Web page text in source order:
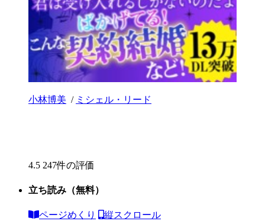
小林博美 / ミシェル・リード
4.5 247件の評価
立ち読み （無料）
ページめくり 縦スクロール